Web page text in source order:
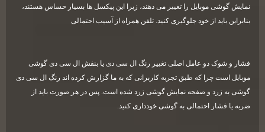
نمایش گوشی موبایل را تغییر می دهند، زیرا این پیکسل ها بسیار حساس هستند،
بنابراین باید از خود جلوگیری کنید. تلفن همراه از آسیب احتمالی
فشار و شوک دو عامل اصلی تغییر رنگ ال سی دی یا بنفش ال سی دی گوشی
موبایل است چرا که طبق تجربه کاربرانی که به ما گزارش کرده اند رنگ ال سی دی
گوشی به زرد و صفحه نمایش گوشی زرد شده است. پس در هر صورت باید از
ضربه یا فشار احتمالی به گوشی خودداری کنید.